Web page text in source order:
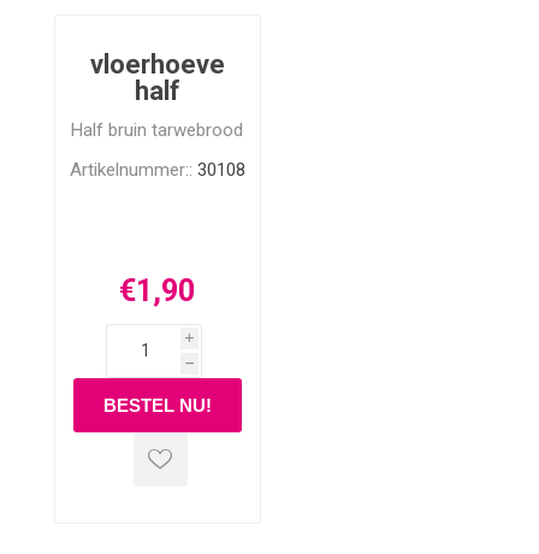
vloerhoeve
half
Half bruin tarwebrood
Artikelnummer:: 30108
€1,90
i
h